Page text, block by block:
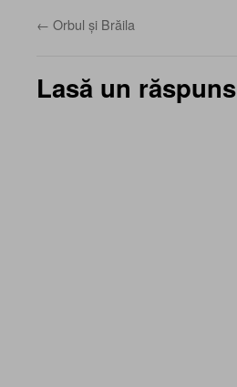
← Orbul şi Brăila
Lasă un răspuns